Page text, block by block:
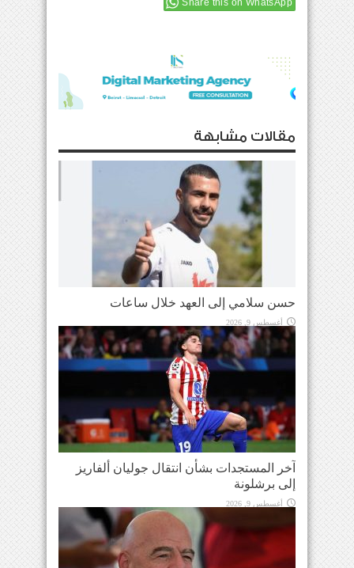
Share this on WhatsApp
مقالات مشابهة
حسن سلامي إلى العهد خلال ساعات
أغسطس 9, 2026
آخر المستجدات بشأن انتقال جوليان ألفاريز
إلى برشلونة
أغسطس 9, 2026